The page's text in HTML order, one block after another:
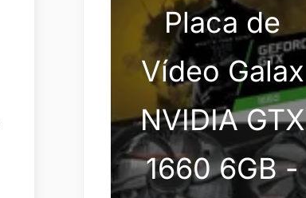
Placa de
Vídeo Galax
NVIDIA GTX
1660 6GB -